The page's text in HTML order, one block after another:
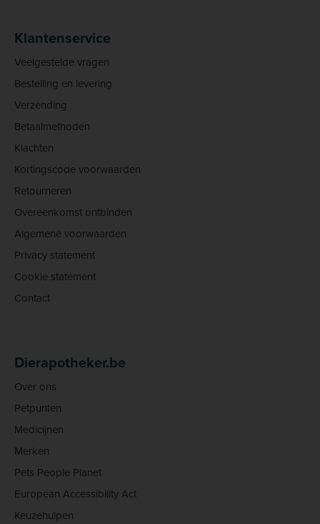
Klantenservice
Veelgestelde vragen
Bestelling en levering
Verzending
Betaalmethoden
Klachten
Kortingscode voorwaarden
Retourneren
Overeenkomst ontbinden
Algemene voorwaarden
Privacy statement
Cookie statement
Contact
Dierapotheker.be
Over ons
Petpunten
Medicijnen
Merken
Pets People Planet
European Accessibility Act
Keuzehulpen